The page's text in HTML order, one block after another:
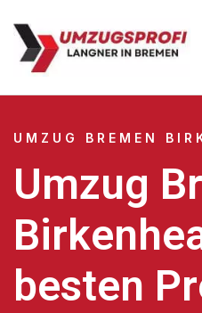
UMZUG BREMEN
Umzug
besten